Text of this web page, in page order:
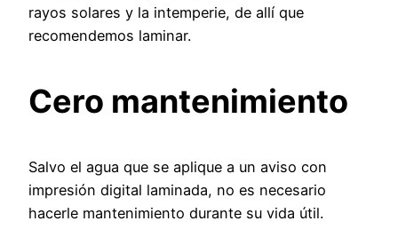
rayos solares y la intemperie, de allí que
recomendemos laminar.
Cero mantenimiento
Salvo el agua que se aplique a un aviso con
impresión digital laminada, no es necesario
hacerle mantenimiento durante su vida útil.